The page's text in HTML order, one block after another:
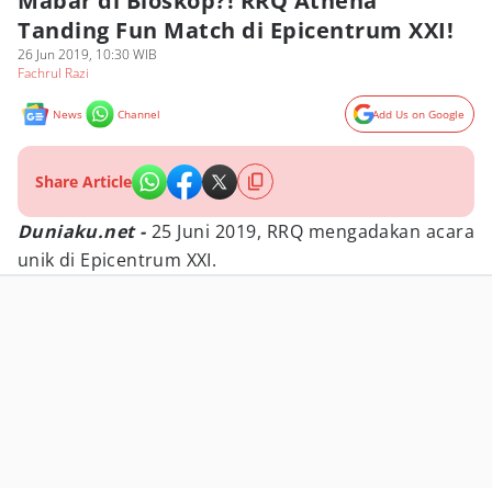
Tanding Fun Match di Epicentrum XXI!
26 Jun 2019, 10:30 WIB
Fachrul Razi
News Channel Add Us on Google
Share Article
Duniaku.net - 25 Juni 2019, RRQ mengadakan acara
unik di Epicentrum XXI.